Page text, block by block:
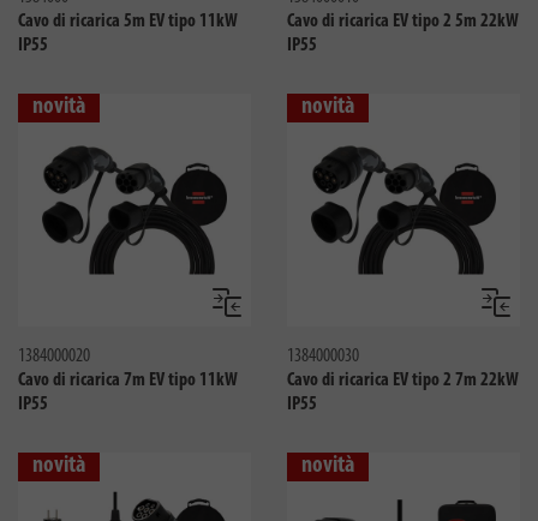
Cavo di ricarica 5m EV tipo 11kW
IP55
Cavo di ricarica EV tipo 2 5m 22kW
IP55
novità
Confronta
1384000020
Cavo di ricarica 7m EV tipo 11kW
IP55
novità
1384000030
Cavo di ricarica EV tipo 2 7m 22kW
IP55
novità novità